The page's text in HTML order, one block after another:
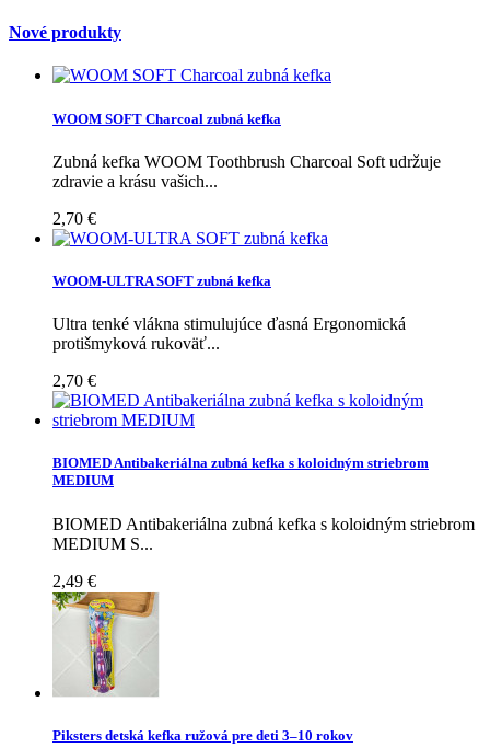
Nové produkty
WOOM SOFT Charcoal zubná kefka
Zubná kefka WOOM Toothbrush Charcoal Soft udržuje
zdravie a krásu vašich...
2,70 €
WOOM-ULTRA SOFT zubná kefka
Ultra tenké vlákna stimulujúce ďasná Ergonomická
protišmyková rukoväť...
2,70 €
BIOMED Antibakeriálna zubná kefka s koloidným striebrom
MEDIUM
BIOMED Antibakeriálna zubná kefka s koloidným striebrom
MEDIUM S...
2,49 €
Piksters detská kefka ružová pre deti 3–10 rokov